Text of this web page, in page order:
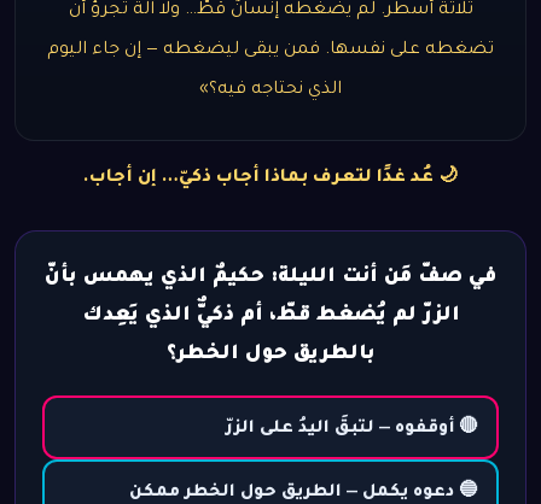
ثلاثة أسطر. لم يضغطه إنسانٌ قطّ… ولا آلة تجرؤ أن
تضغطه على نفسها. فمن يبقى ليضغطه — إن جاء اليوم
الذي نحتاجه فيه؟»
🌙 عُد غدًا لتعرف بماذا أجاب ذكيّ… إن أجاب.
في صفّ مَن أنت الليلة: حكيمٌ الذي يهمس بأنّ
الزرّ لم يُضغط قطّ، أم ذكيٌّ الذي يَعِدك
بالطريق حول الخطر؟
🔴 أوقفوه — لتبقَ اليدُ على الزرّ
🔵 دعوه يكمل — الطريق حول الخطر ممكن